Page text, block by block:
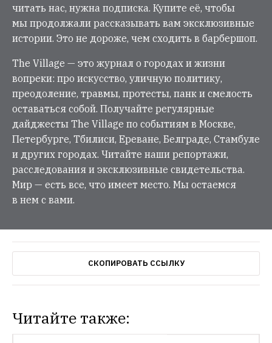
читать нас, нужна подписка. Купите её, чтобы
мы продолжали рассказывать вам эксклюзивные
истории. Это не дороже, чем сходить в барбершоп.
The Village — это журнал о городах и жизни
вопреки: про искусство, уличную политику,
преодоление, травмы, протесты, панк и смелость
оставаться собой. Получайте регулярные
дайджесты The Village по событиям в Москве,
Петербурге, Тбилиси, Ереване, Белграде, Стамбуле
и других городах. Читайте наши репортажи,
расследования и эксклюзивные свидетельства.
Мир — есть все, что имеет место. Мы остаемся
в нем с вами.
СКОПИРОВАТЬ ССЫЛКУ
Читайте также:
WEEKEND